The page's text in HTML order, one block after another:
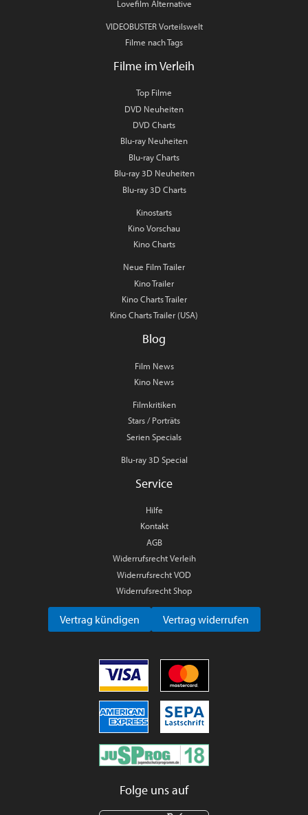
Lovefilm Alternative
VIDEOBUSTER Vorteilswelt
Filme nach Tags
Filme im Verleih
Top Filme
DVD Neuheiten
DVD Charts
Blu-ray Neuheiten
Blu-ray Charts
Blu-ray 3D Neuheiten
Blu-ray 3D Charts
Kinostarts
Kino Vorschau
Kino Charts
Neue Film Trailer
Kino Trailer
Kino Charts Trailer
Kino Charts Trailer (USA)
Blog
Film News
Kino News
Filmkritiken
Stars / Porträts
Serien Specials
Blu-ray 3D Special
Service
Hilfe
Kontakt
AGB
Widerrufsrecht Verleih
Widerrufsrecht VOD
Widerrufsrecht Shop
Vertrag kündigen Vertrag widerrufen
Folge uns auf